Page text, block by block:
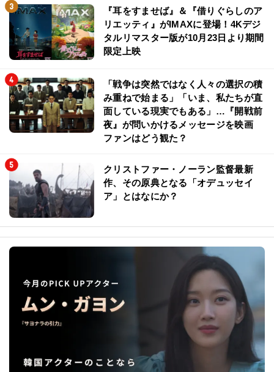
『耳をすませば』＆『借りぐらしのア
リエッティ』がIMAXに登場！4Kデジ
タルリマスター版が10月23日より期間
限定上映
「戦争は突然ではなく人々の選択の積
み重ねで始まる」「いま、私たちが直
面している現実でもある」…『開戦前
夜』が問いかけるメッセージを映画
ファンはどう観た？
クリストファー・ノーラン監督最新
作、その原典となる「オデュッセイ
ア」とはなにか？